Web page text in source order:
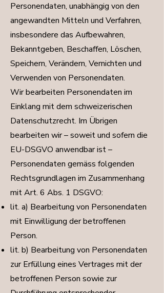
Personendaten, unabhängig von den
angewandten Mitteln und Verfahren,
insbesondere das Aufbewahren,
Bekanntgeben, Beschaffen, Löschen,
Speichern, Verändern, Vernichten und
Verwenden von Personendaten.
Wir bearbeiten Personendaten im
Einklang mit dem schweizerischen
Datenschutzrecht. Im Übrigen
bearbeiten wir – soweit und sofern die
EU-DSGVO anwendbar ist –
Personendaten gemäss folgenden
Rechtsgrundlagen im Zusammenhang
mit Art. 6 Abs. 1 DSGVO:
lit. a) Bearbeitung von Personendaten
mit Einwilligung der betroffenen
Person.
lit. b) Bearbeitung von Personendaten
zur Erfüllung eines Vertrages mit der
betroffenen Person sowie zur